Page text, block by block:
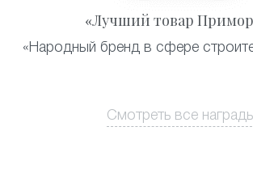
«Лучший товар
«Народный бренд в сфере
Смотреть все